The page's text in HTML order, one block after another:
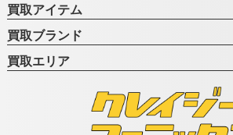
買取アイテム
買取ブランド
買取エリア